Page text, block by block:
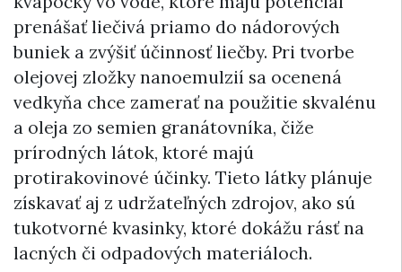
prenášať liečivá priamo do nádorových
buniek a zvýšiť účinnosť liečby. Pri tvorbe
olejovej zložky nanoemulzií sa ocenená
vedkyňa chce zamerať na použitie skvalénu
a oleja zo semien granátovníka, čiže
prírodných látok, ktoré majú
protirakovinové účinky. Tieto látky plánuje
získavať aj z udržateľných zdrojov, ako sú
tukotvorné kvasinky, ktoré dokážu rásť na
lacných či odpadových materiáloch.